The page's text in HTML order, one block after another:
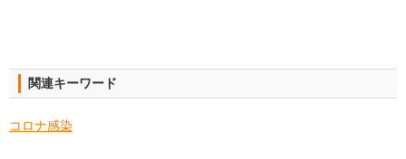
関連キーワード
コロナ感染